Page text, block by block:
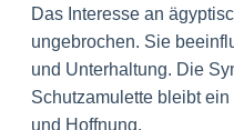
Das Interesse an
ungebrochen. Sie
und Unterhaltung. Die
Schutzamulette bleibt
und Hoffnung.